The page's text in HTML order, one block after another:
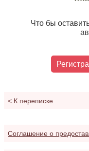
Что бы
< К переписке
Соглашение о